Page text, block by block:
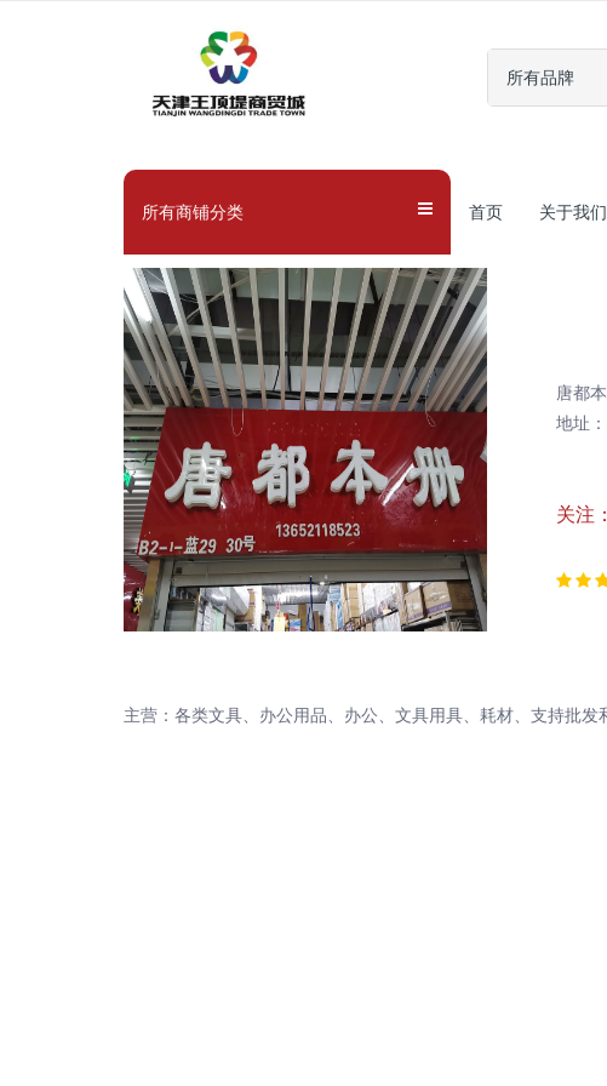
所有品牌
所有商铺分类 首页 关于我们
唐都
地址
关注
主营：各类文具、办公用品、办公、文具用具、耗材、支持批发